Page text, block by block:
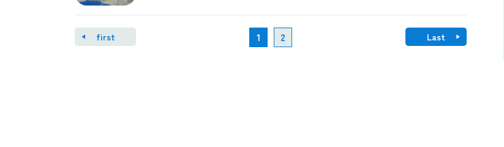
first 1 2 Last